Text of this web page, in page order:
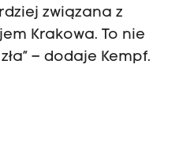
związana z
Krakowa. To nie
– dodaje Kempf.